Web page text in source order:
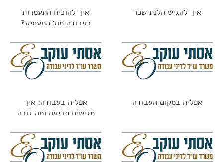
איך להגיש הלנת שכר
איך להוכיח התעמרות
בעבודה מול המעסיק?
אפליה במקום העבודה
אפליה בעבודה: איך
מגישים תביעה ומה גובה